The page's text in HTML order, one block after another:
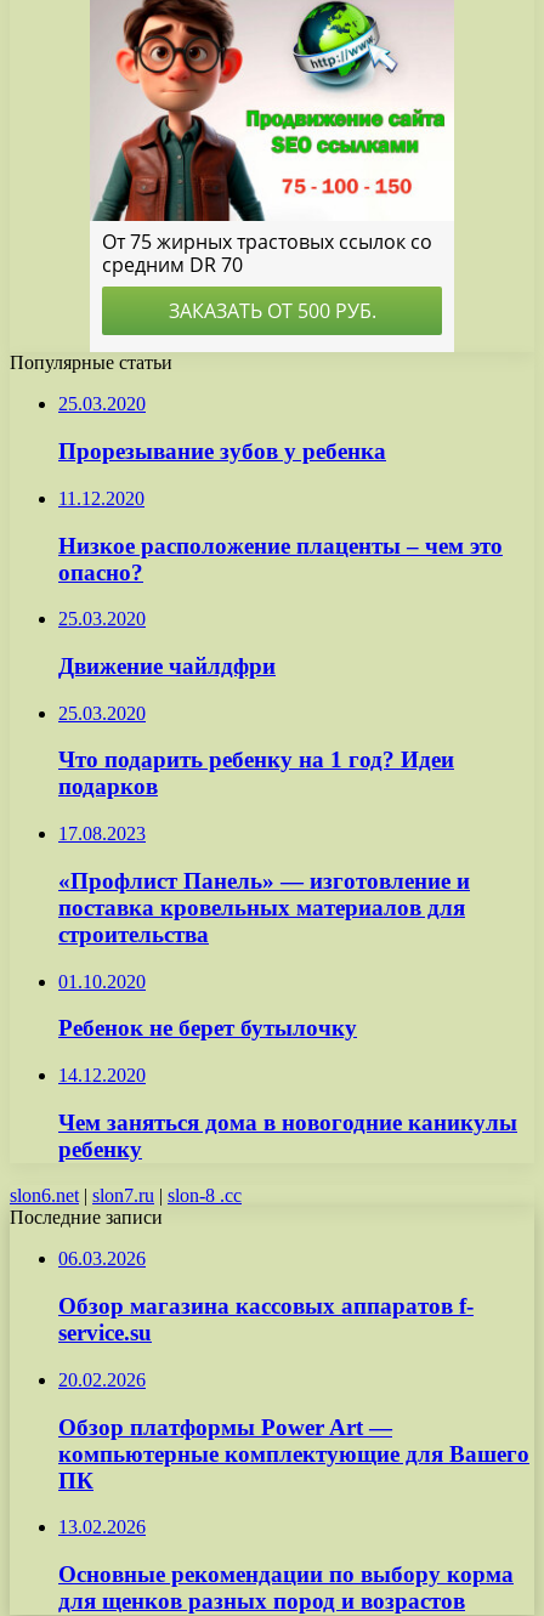
Популярные статьи
25.03.2020
Прорезывание зубов у ребенка
11.12.2020
Низкое расположение плаценты – чем это
опасно?
25.03.2020
Движение чайлдфри
25.03.2020
Что подарить ребенку на 1 год? Идеи
подарков
17.08.2023
«Профлист Панель» — изготовление и
поставка кровельных материалов для
строительства
01.10.2020
Ребенок не берет бутылочку
14.12.2020
Чем заняться дома в новогодние каникулы
ребенку
slon6.net| slon7.ru | slon-8 .cc
Последние записи
06.03.2026
Обзор магазина кассовых аппаратов f-
service.su
20.02.2026
Обзор платформы Power Art —
компьютерные комплектующие для Вашего
ПК
13.02.2026
Основные рекомендации по выбору корма
для щенков разных пород и возрастов